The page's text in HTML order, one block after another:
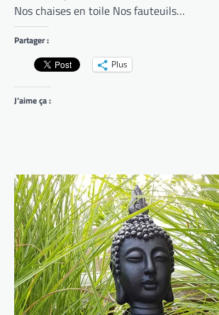
Nos chaises en toile Nos fauteuils…
Partager :
Plus
J’aime ça :